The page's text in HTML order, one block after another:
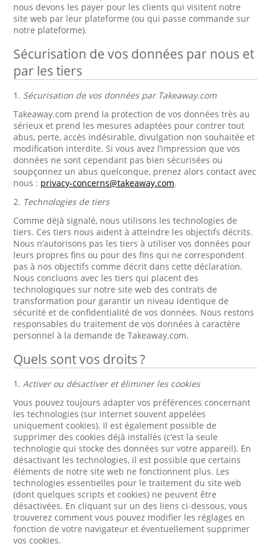
nous devons les payer pour les clients qui visitent notre
site web par leur plateforme (ou qui passe commande sur
notre plateforme).
Sécurisation de vos données par nous et
par les tiers
1. Sécurisation de vos données par Takeaway.com
Takeaway.com prend la protection de vos données très au
sérieux et prend les mesures adaptées pour contrer tout
abus, perte, accès indésirable, divulgation non souhaitée et
modification interdite. Si vous avez l’impression que vos
données ne sont cependant pas bien sécurisées ou
soupçonnez un abus quelconque, prenez alors contact avec
nous : privacy-concerns@takeaway.com.
2. Technologies de tiers
Comme déjà signalé, nous utilisons les technologies de
tiers. Ces tiers nous aident à atteindre les objectifs décrits.
Nous n’autorisons pas les tiers à utiliser vos données pour
leurs propres fins ou pour des fins qui ne correspondent
pas à nos objectifs comme décrit dans cette déclaration.
Nous concluons avec les tiers qui placent des
technologiques sur notre site web des contrats de
transformation pour garantir un niveau identique de
sécurité et de confidentialité de vos données. Nous restons
responsables du traitement de vos données à caractère
personnel à la demande de Takeaway.com.
Quels sont vos droits ?
1.Activer ou désactiver et éliminer les cookies
Vous pouvez toujours adapter vos préférences concernant
les technologies (sur Internet souvent appelées
uniquement cookies). Il est également possible de
supprimer des cookies déjà installés (c’est la seule
technologie qui stocke des données sur votre appareil). En
désactivant les technologies, il est possible que certains
éléments de notre site web ne fonctionnent plus. Les
technologies essentielles pour le traitement du site web
(dont quelques scripts et cookies) ne peuvent être
désactivées. En cliquant sur un des liens ci-dessous, vous
trouverez comment vous pouvez modifier les réglages en
fonction de votre navigateur et éventuellement supprimer
vos cookies.